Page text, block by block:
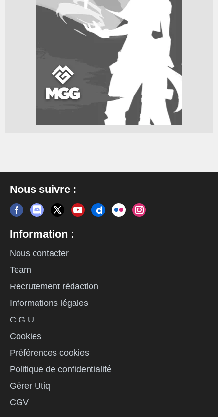
Nous suivre :
Information :
Nous contacter
Team
Recrutement rédaction
Informations légales
C.G.U
Cookies
Préférences cookies
Politique de confidentialité
Gérer Utiq
CGV